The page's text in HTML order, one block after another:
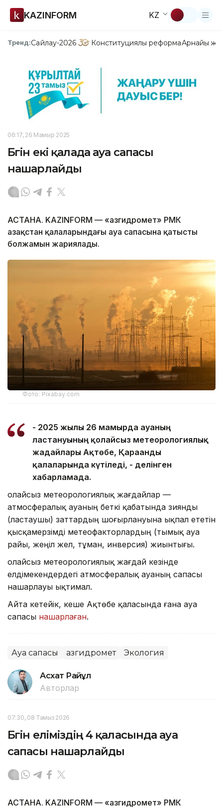
KAZINFORM KZ
Тренд:Сайлау-2026 Конституциялық реформаАрнайы
06:17, 26 Мамыр 2025
Бүгін екі қалада ауа сапасы
нашарлайды
АСТАНА. KAZINFORM — «Қазгидромет» РМК
Қазақстан қалаларындағы ауа сапасына қатысты
болжамын жариялады.
Фото: Pixabay.com
- 2025 жылғы 26 мамырда ауаның
ластануының қолайсыз метеорологиялық
жағдайлары Ақтөбе, Қарағанды
қалаларында күтіледі, - делінген
хабарламада.
Қолайсыз метеорологиялық жағдайлар —
атмосфералық ауаның беткі қабатында зиянды
(ластаушы) заттардың шоғырлануына ықпал ететін
қысқамерзімді метеофакторлардың (тымық ауа
райы, жеңіл жел, тұман, инверсия) жиынтығы.
Қолайсыз метеорологиялық жағдай кезінде
елдімекендердегі атмосфералық ауаның сапасы
нашарлауы ықтимал.
Айта кетейік, кеше Ақтөбе қаласында ғана ауа
сапасы нашарлаған.
Ауа сапасы Қазгидромет Экология
Асхат Райқұл
Авторлар
07:30, 08 Тамыз 2026
Бүгін еліміздің 4 қаласында ауа
сапасы нашарлайды
АСТАНА. KAZINFORM — «Қазгидромет» РМК